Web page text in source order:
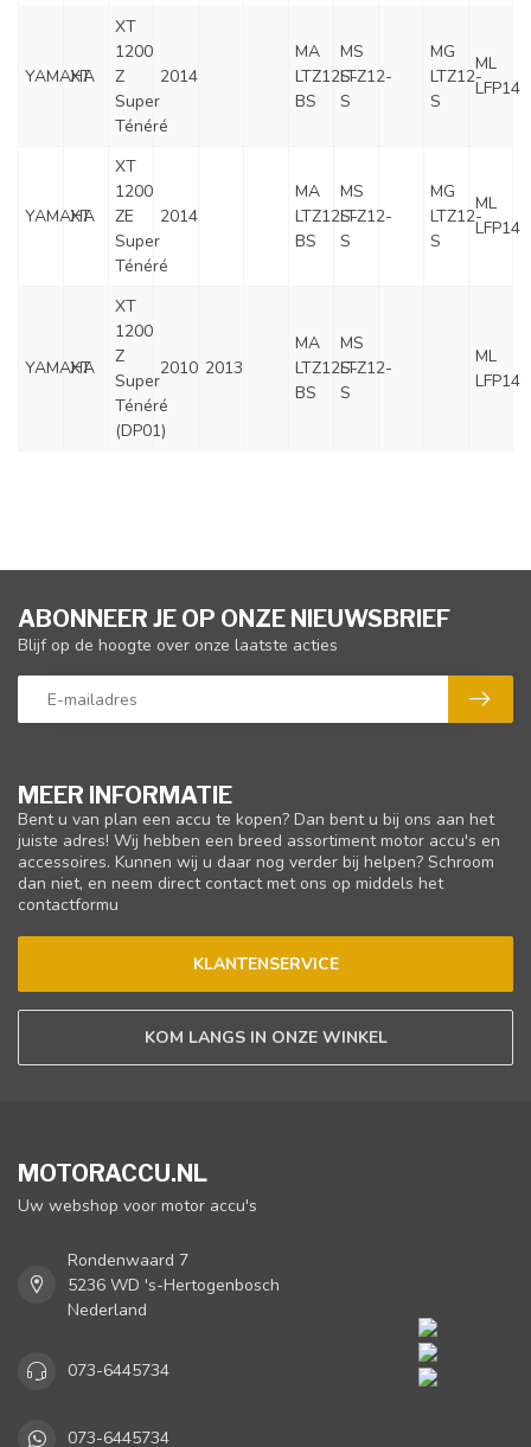
YAMAHA
XT
XT
1200
Z
Super
Ténéré
2014
MA
LTZ12S-
BS
MS
LTZ12-
S
MG
LTZ12-
S
ML
LFP14
YAMAHA
XT
XT
1200
ZE
Super
Ténéré
2014
MA
LTZ12S-
BS
MS
LTZ12-
S
MG
LTZ12-
S
ML
LFP14
YAMAHA
XT
XT
1200
Z
Super
Ténéré
(DP01)
2010 2013
MA
LTZ12S-
BS
MS
LTZ12-
S
ML
LFP14
MEER INFORMATIE
Bent u van plan een accu te kopen? Dan bent u bij ons aan het
juiste adres! Wij hebben een breed assortiment motor accu's en
accessoires. Kunnen wij u daar nog verder bij helpen? Schroom
dan niet, en neem direct contact met ons op middels het
contactformu
KLANTENSERVICE
KOM LANGS IN ONZE WINKEL
ABONNEER JE OP ONZE NIEUWSBRIEF
Blijf op de hoogte over onze laatste acties
MOTORACCU.NL
Uw webshop voor motor accu's
Rondenwaard 7
5236 WD 's-Hertogenbosch
Nederland
073-6445734
073-6445734